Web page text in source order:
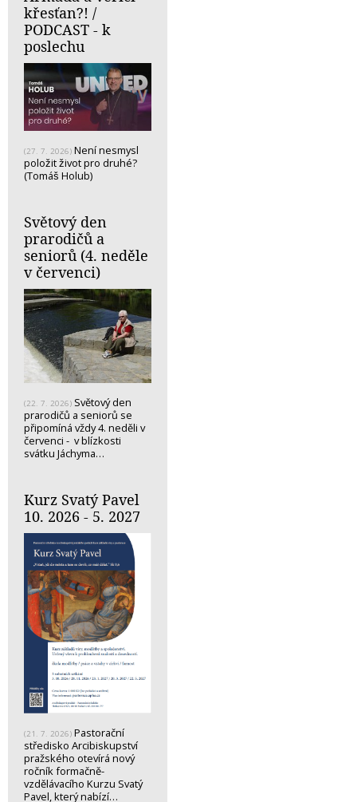
křesťan?! /
PODCAST - k
poslechu
(27. 7. 2026) Není nesmysl
položit život pro druhé?
(Tomáš Holub)
Světový den
prarodičů a
seniorů (4. neděle
v červenci)
(22. 7. 2026) Světový den
prarodičů a seniorů se
připomíná vždy 4. neděli v
červenci - v blízkosti
svátku Jáchyma…
Kurz Svatý Pavel
10. 2026 - 5. 2027
(21. 7. 2026) Pastorační
středisko Arcibiskupství
pražského otevírá nový
ročník formačně-
vzdělávacího Kurzu Svatý
Pavel, který nabízí…